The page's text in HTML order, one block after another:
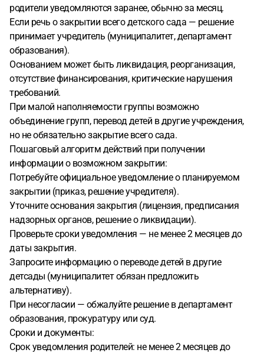
родители уведомляются заранее, обычно за месяц.
Если речь о закрытии всего детского сада — решение
принимает учредитель (муниципалитет, департамент
образования).
Основанием может быть ликвидация, реорганизация,
отсутствие финансирования, критические нарушения
требований.
При малой наполняемости группы возможно
объединение групп, перевод детей в другие учреждения,
но не обязательно закрытие всего сада.
Пошаговый алгоритм действий при получении
информации о возможном закрытии:
Потребуйте официальное уведомление о планируемом
закрытии (приказ, решение учредителя).
Уточните основания закрытия (лицензия, предписания
надзорных органов, решение о ликвидации).
Проверьте сроки уведомления — не менее 2 месяцев до
даты закрытия.
Запросите информацию о переводе детей в другие
детсады (муниципалитет обязан предложить
альтернативу).
При несогласии — обжалуйте решение в департамент
образования, прокуратуру или суд.
Сроки и документы:
Срок уведомления родителей: не менее 2 месяцев до